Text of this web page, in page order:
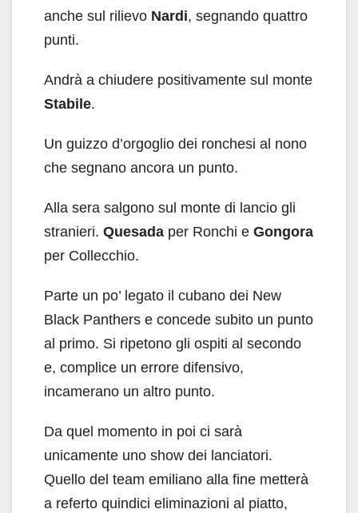
anche sul rilievo Nardi, segnando quattro
punti.
Andrà a chiudere positivamente sul monte
Stabile.
Un guizzo d’orgoglio dei ronchesi al nono
che segnano ancora un punto.
Alla sera salgono sul monte di lancio gli
stranieri. Quesada per Ronchi e Gongora
per Collecchio.
Parte un po’ legato il cubano dei New
Black Panthers e concede subito un punto
al primo. Si ripetono gli ospiti al secondo
e, complice un errore difensivo,
incamerano un altro punto.
Da quel momento in poi ci sarà
unicamente uno show dei lanciatori.
Quello del team emiliano alla fine metterà
a referto quindici eliminazioni al piatto,